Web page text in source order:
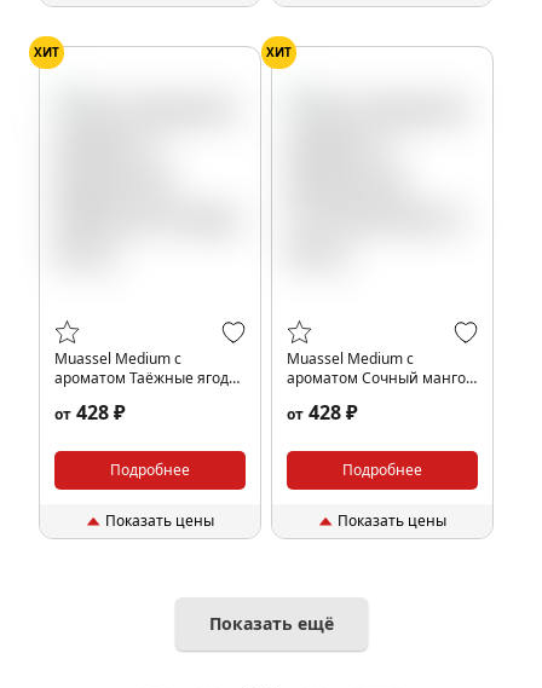
ХИТ
Muassel Medium с
ароматом Таёжные ягоды,
от 428 ₽
Подробнее
Показать цены
ХИТ
Muassel Medium с
ароматом Сочный манго,
от 428 ₽
Подробнее
Показать цены
Показать ещё